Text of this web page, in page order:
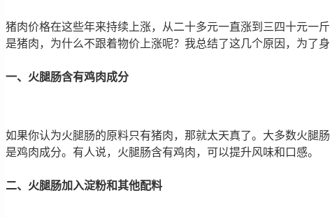
猪肉价格在这些年来持续上涨，从二十多元一直涨到三四十元一
是猪肉，为什么不跟着物价上涨呢？我总结了这几个原因，为了
一、火腿肠含有鸡肉成分
如果你认为火腿肠的原料只有猪肉，那就太天真了。大多数火腿
是鸡肉成分。有人说，火腿肠含有鸡肉，可以提升风味和口感。
二、火腿肠加入淀粉和其他配料